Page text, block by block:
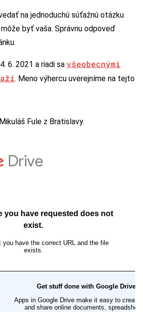
na jednoduchú súťažnú otázku
byť vaša. Správnu odpoveď
6. 2021 a riadi sa všeobecnými
. Meno výhercu uverejníme na tejto
Fule z Bratislavy.